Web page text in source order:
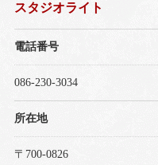
スタジオライト
電話番号
086-230-3034
所在地
〒700-0826